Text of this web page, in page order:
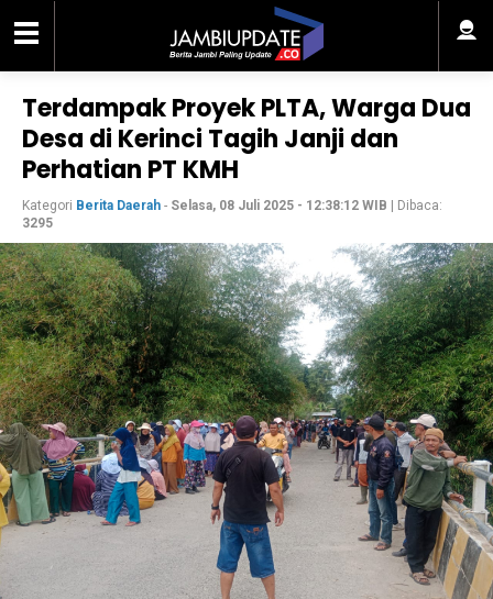
Terdampak Proyek PLTA, Warga Dua
Desa di Kerinci Tagih Janji dan
Perhatian PT KMH
Kategori Berita Daerah - Selasa, 08 Juli 2025 - 12:38:12 WIB | Dibaca:
3295